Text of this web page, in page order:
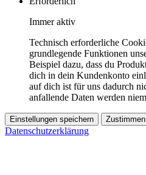
Immer aktiv
Technisch erforderliche
grundlegende Funktionen
Beispiel dazu, dass du
dich in dein Kundenkonto
auf dich ist für uns dadurch
anfallende Daten werden
Einstellungen speichern Zustimmen
Datenschutzerklärung